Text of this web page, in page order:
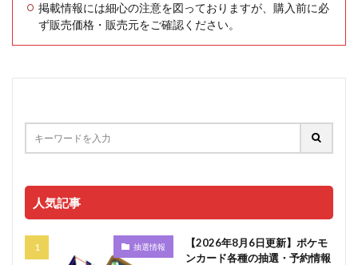
掲載情報には細心の注意を図っておりますが、購入前に必
ず販売価格・販売元をご確認ください。
人気記事
抽選情報
【2026年8月6日更新】ポケモ
ンカード各種の抽選・予約情報